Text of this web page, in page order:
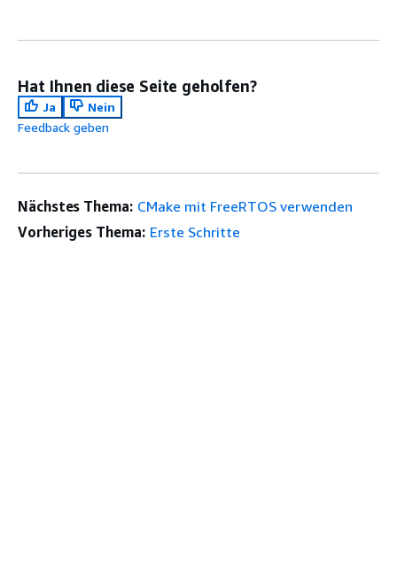
Hat Ihnen diese Seite geholfen?
Ja
Nein
Feedback geben
Nächstes Thema: CMake mit FreeRTOS verwenden
Vorheriges Thema: Erste Schritte